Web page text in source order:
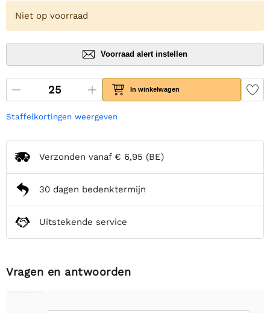
Niet op voorraad
Voorraad alert instellen
In winkelwagen
Staffelkortingen weergeven
Verzonden vanaf € 6,95 (BE)
30 dagen bedenktermijn
Uitstekende service
Vragen en antwoorden